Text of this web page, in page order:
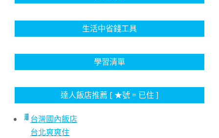
生活中省錢工具
學習清單
達人飯店推薦 [ ★號 = 已住 ]
台灣國內飯店
台北爽爽住